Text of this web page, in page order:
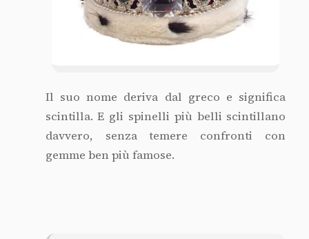
Il suo nome deriva dal greco e significa
scintilla. E gli spinelli più belli scintillano
davvero, senza temere confronti con
gemme ben più famose.